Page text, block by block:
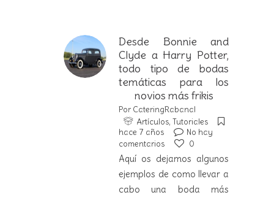
Desde Bonnie and
Clyde a Harry Potter,
todo tipo de bodas
temáticas para los
novios más frikis
Por CateringRabanal
Artículos, Tutoriales
hace 7 años
No hay
comentarios
0
Aquí os dejamos algunos
ejemplos de como llevar a
cabo una boda más